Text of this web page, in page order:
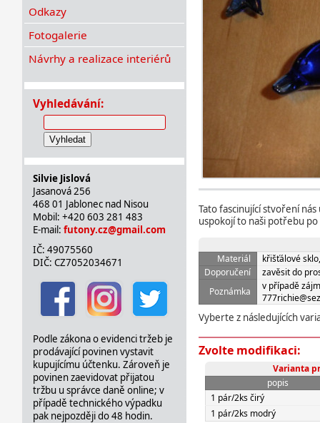
Odkazy
Fotogalerie
Návrhy a realizace interiérů
Vyhledávání:
Vyhledat
Silvie Jislová
Jasanová 256
468 01 Jablonec nad Nisou
Mobil: +420 603 281 483
E-mail: futony.cz@gmail.com
IČ: 49075560
DIČ: CZ7052034671
Podle zákona o evidenci tržeb je
prodávající povinen vystavit
kupujícímu účtenku. Zároveň je
povinen zaevidovat přijatou
tržbu u správce daně online; v
případě technického výpadku
pak nejpozději do 48 hodin.
Tato fascinující stvoření
uspokojí to naši potřebu
Materiál
křišťálové
Doporučení
zavěsit do
Poznámka
v případě
Vyberte z následujících
Zvolte modifikaci:
Varianta
popis
1 pár/2ks čirý
1 pár/2ks modrý